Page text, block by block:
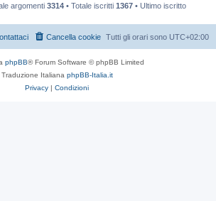
argomenti 3314 • Totale iscritti 1367 • Ultimo iscritto
Tutti gli orari sono UTC+02:00
Cancella cookie
phpBB® Forum Software © phpBB Limited
Traduzione Italiana phpBB-Italia.it
Privacy | Condizioni